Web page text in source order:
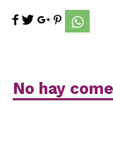
No hay